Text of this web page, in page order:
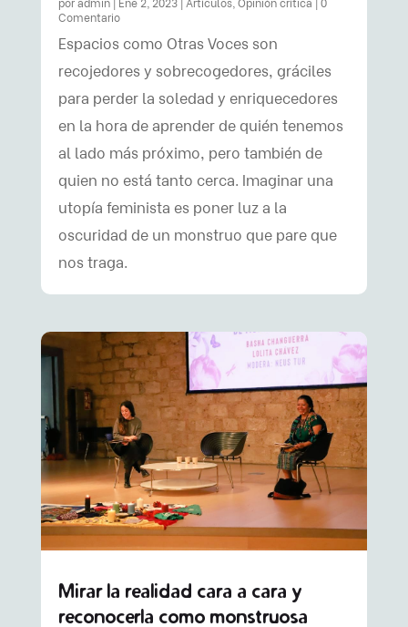
por admin| Ene 2, 2023| Artículos, Opinión crítica | 0
Comentario
Espacios como Otras Voces son
recojedores y sobrecogedores, gráciles
para perder la soledad y enriquecedores
en la hora de aprender de quién tenemos
al lado más próximo, pero también de
quien no está tanto cerca. Imaginar una
utopía feminista es poner luz a la
oscuridad de un monstruo que pare que
nos traga.
Mirar la realidad cara a cara y
reconocerla como monstruosa